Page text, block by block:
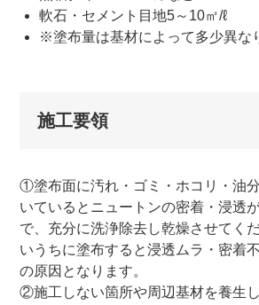
軟石・セメント目地5～10㎡/ℓ
※塗布量は基材によって多少異な
施工要領
①塗布面に汚れ・ゴミ・ホコリ・油
いているとニュートンの密着・浸透
で、充分に洗浄除去し乾燥させてく
いうちに塗布すると浸透ムラ・密着
の原因となります。
②施工しない箇所や周辺基材を養生し